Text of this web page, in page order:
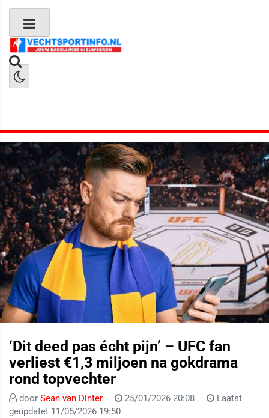
‘Dit deed pas écht pijn’ – UFC fan
verliest €1,3 miljoen na gokdrama
rond topvechter
door Sean van Dinter 25/01/2026 20:08
Laatst
geüpdatet 11/05/2026 19:50